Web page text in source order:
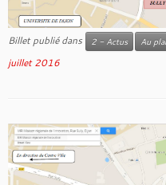
Billet publié dans 2 - Actus Au
juillet 2016